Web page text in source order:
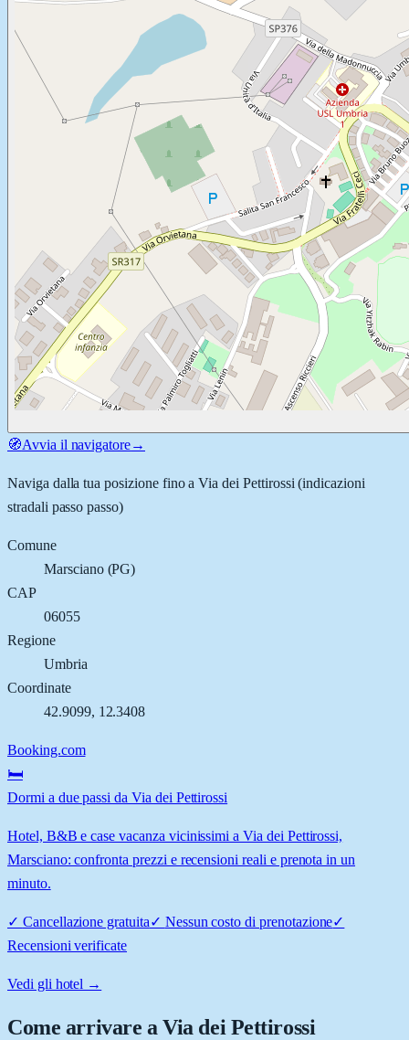
🧭Avvia il navigatore→
Naviga dalla tua posizione fino aVia dei Pettirossi (indicazioni
stradali passo passo)
Comune
Marsciano(PG)
CAP
06055
Regione
Umbria
Coordinate
42.9099, 12.3408
Booking.com
🛏️
Dormi a due passi da Via dei Pettirossi
Hotel, B&B e case vacanza vicinissimi a Via dei Pettirossi,
Marsciano: confronta prezzi e recensioni reali e prenota in un
minuto.
✓ Cancellazione gratuita✓ Nessun costo di prenotazione✓
Recensioni verificate
Vedi gli hotel →
Come arrivare aVia dei Pettirossi